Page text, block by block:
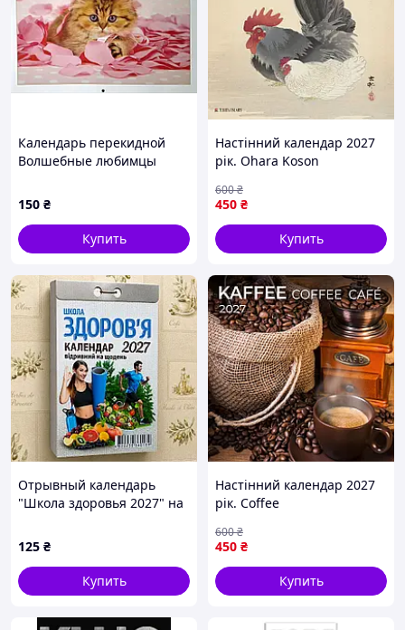
Календарь перекидной
Волшебные любимцы
150 ₴
Купить
Настінний календар 2027
рік. Ohara Koson
450 ₴
600₴
Купить
Отрывный календарь
"Школа здоровья 2027" на
украинском языке
125 ₴
Купить
Настінний календар 2027
рік. Coffee
450 ₴
600₴
Купить